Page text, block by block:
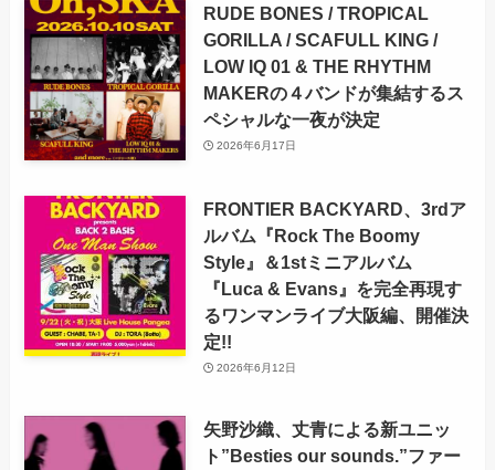
RUDE BONES / TROPICAL
GORILLA / SCAFULL KING /
LOW IQ 01 & THE RHYTHM
MAKERの４バンドが集結するス
ペシャルな一夜が決定
2026年6月17日
FRONTIER BACKYARD、3rdア
ルバム『Rock The Boomy
Style』＆1stミニアルバム
『Luca & Evans』を完全再現す
るワンマンライブ大阪編、開催決
定!!
2026年6月12日
矢野沙織、丈青による新ユニッ
ト”Besties our sounds.”ファー